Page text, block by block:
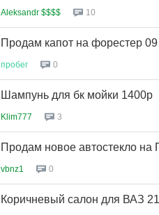
Aleksandr $$$$ 10
Продам капот на форестер 09
пробег 0
Шампунь для бк мойки 1400р
Klim777 3
Продам новое автостекло на
vbnz1 0
Коричневый салон для ВАЗ